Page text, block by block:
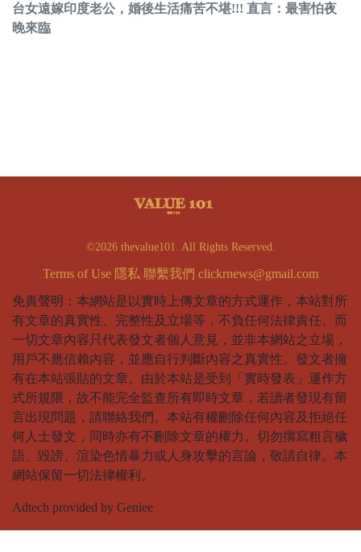
台女遠嫁印度老公，婚後生活痛苦不堪!!! 直言：最害怕夜
晚來臨
©2026 thevalue101. All Rights Reserved.
Terms of Use 隱私 聯繫我們 clickrnews@gmail.com
免責聲明：本網站是以實時上傳文章的方式運作，本站對所
有文章的真實性、完整性及立場等，不負任何法律責任。而
一切文章內容只代表發文者個人意見，並非本網站之立場，
用戶不應信賴內容，並應自行判斷內容之真實性。發文者擁
有在本站張貼的文章。由於本站是受到「實時發表」運作方
式所規限，故不能完全監查所有即時文章，若讀者發現有留
言出現問題，請聯絡我們。本站有權刪除任何內容及拒絕任
何人士發文，同時亦有不刪除文章的權力。切勿撰寫粗言穢
語、毀謗、渲染色情暴力或人身攻擊的言論，敬請自律。本
網站保留一切法律權利。
Adtech provided by Geniee